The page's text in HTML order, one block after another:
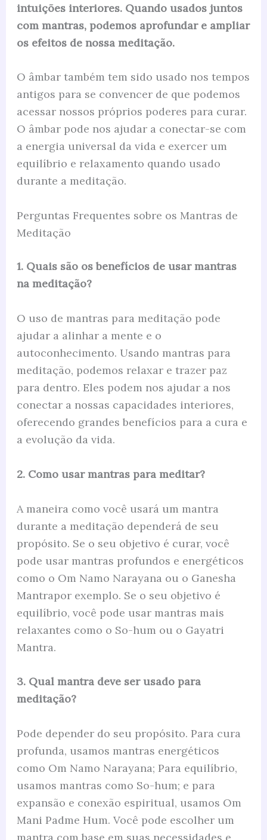
intuições interiores. Quando usados ​​juntos
com mantras, podemos aprofundar e ampliar
os efeitos de nossa meditação.
O âmbar também tem sido usado nos tempos
antigos para se convencer de que podemos
acessar nossos próprios poderes para curar.
O âmbar pode nos ajudar a conectar-se com
a energia universal da vida e exercer um
equilíbrio e relaxamento quando usado
durante a meditação.
Perguntas Frequentes sobre os Mantras de
Meditação
1. Quais são os benefícios de usar mantras
na meditação?
O uso de mantras para meditação pode
ajudar a alinhar a mente e o
autoconhecimento. Usando mantras para
meditação, podemos relaxar e trazer paz
para dentro. Eles podem nos ajudar a nos
conectar a nossas capacidades interiores,
oferecendo grandes benefícios para a cura e
a evolução da vida.
2. Como usar mantras para meditar?
A maneira como você usará um mantra
durante a meditação dependerá de seu
propósito. Se o seu objetivo é curar, você
pode usar mantras profundos e energéticos
como o Om Namo Narayana ou o Ganesha
Mantrapor exemplo. Se o seu objetivo é
equilíbrio, você pode usar mantras mais
relaxantes como o So-hum ou o Gayatri
Mantra.
3. Qual mantra deve ser usado para
meditação?
Pode depender do seu propósito. Para cura
profunda, usamos mantras energéticos
como Om Namo Narayana; Para equilíbrio,
usamos mantras como So-hum; e para
expansão e conexão espiritual, usamos Om
Mani Padme Hum. Você pode escolher um